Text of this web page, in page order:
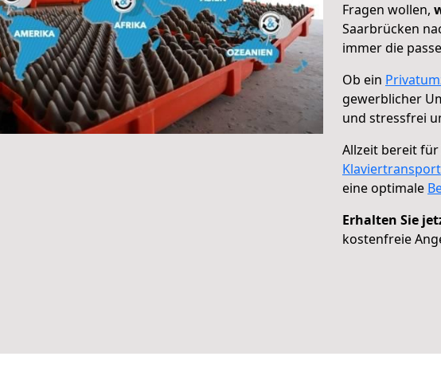
Fragen wollen,
Saarbrücken
immer die
Ob ein
gewerblicher
und stressfrei
Allzeit bereit
Klaviertransport
eine optimale
Erhalten Sie
kostenfreie